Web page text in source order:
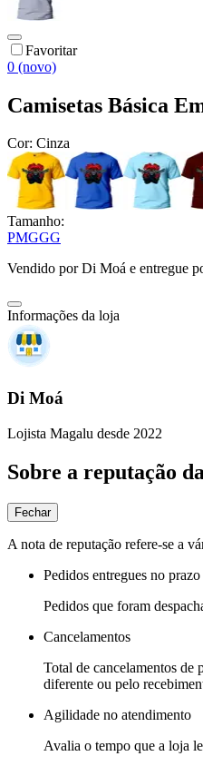
Favoritar
0 (novo)
Camisetas Básica
Cor: Cinza
Tamanho:
PMGGG
Vendido porDi Moá e entregue
Informações da loja
Di Moá
Lojista Magalu desde 2022
Sobre a reputação
Fechar
A nota de reputação refere-se a
Pedidos entregues no prazo
Pedidos que foram
Cancelamentos
Total de cancelamentos de
diferente ou pelo
Agilidade no atendimento
Avalia o tempo que a loja